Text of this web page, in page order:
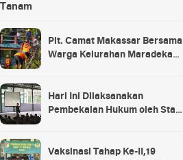
Tanam
Plt. Camat Makassar Bersama
Warga Kelurahan Maradekaya
Hari Ini Dilaksanakan
Pembekalan Hukum oleh Staf
Kostrad
Vaksinasi Tahap Ke-II,19